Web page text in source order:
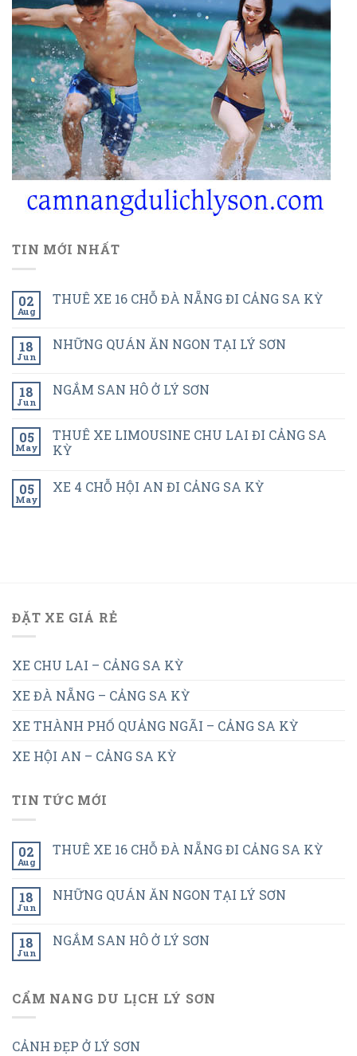
TIN MỚI NHẤT
02
Aug
THUÊ XE 16 CHỖ ĐÀ NẴNG ĐI CẢNG SA KỲ
18
Jun
NHỮNG QUÁN ĂN NGON TẠI LÝ SƠN
18
Jun
NGẮM SAN HÔ Ở LÝ SƠN
05
May
THUÊ XE LIMOUSINE CHU LAI ĐI CẢNG SA
KỲ
05
May
XE 4 CHỖ HỘI AN ĐI CẢNG SA KỲ
ĐẶT XE GIÁ RẺ
XE CHU LAI – CẢNG SA KỲ
XE ĐÀ NẴNG – CẢNG SA KỲ
XE THÀNH PHỐ QUẢNG NGÃI – CẢNG SA KỲ
XE HỘI AN – CẢNG SA KỲ
TIN TỨC MỚI
02
Aug
THUÊ XE 16 CHỖ ĐÀ NẴNG ĐI CẢNG SA KỲ
18
Jun
NHỮNG QUÁN ĂN NGON TẠI LÝ SƠN
18
Jun
NGẮM SAN HÔ Ở LÝ SƠN
CẨM NANG DU LỊCH LÝ SƠN
CẢNH ĐẸP Ở LÝ SƠN